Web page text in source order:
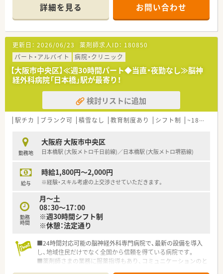
献し続けています。
■首都圏に複数の病院やクリニックを展開しており、安定した経
営基盤が魅力です。
【想定される業務内容】
■調剤や監査業務に加え、病棟での服薬指導や持参薬のチェック
なども担当します。
■抗がん剤やTPNの混注業務など、専門性の高いスキルを身に付
けることができます。
■心臓血管外科などのチーム医療に参加し、他職種と連携して治
療に貢献します。
詳細を見る お問い合わせ
更新日： 2026/06/23 薬剤師求人ID： 180850
パート・アルバイト
病院・クリニック
【大阪市中央区】≪週30時間パート◆当直・夜勤なし≫脳神
経外科病院「日本橋」駅が最寄り！
検討リストに追加
駅チカ ブランク可 積雪なし 教育制度あり シフト制 ~18時までの職場
勤務地
大阪府 大阪市中央区
日本橋駅 (大阪メトロ千日前線)／日本橋駅 (大阪メトロ堺筋線)
給与
時給1,800円～2,000円
※経験・スキル考慮の上交渉させていただきます。
勤務
時間
月～土
08：30～17：00
※週30時間シフト制
※休憩：法定通り
■24時間対応可能の脳神経外科専門病院で、最新の設備を導入
し、地域住民だけでなく全国から信頼を得ている病院です。
■薬剤師さまの業務に服薬指導もあり、コミュニケーションのと